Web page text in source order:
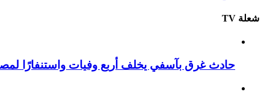
شعلة TV
حادث غرق بآسفي يخلف أربع وفيات واستنفارًا